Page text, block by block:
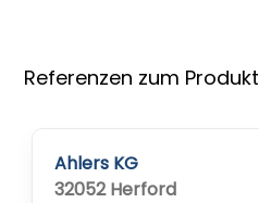
Referenzen zum Produkt
Ahlers KG
32052 Herford